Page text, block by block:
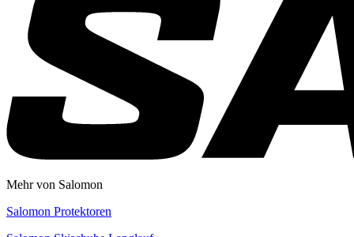
Mehr von Salomon
Salomon Protektoren